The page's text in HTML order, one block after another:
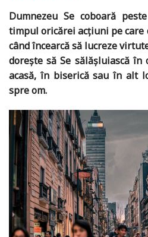
Dumnezeu Se coboară
timpul oricărei acțiuni pe care
când încearcă să lucreze
dorește să Se sălășluiască
acasă, în biserică sau în alt
spre om.